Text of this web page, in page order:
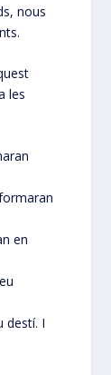
nous
les
en
destí. I